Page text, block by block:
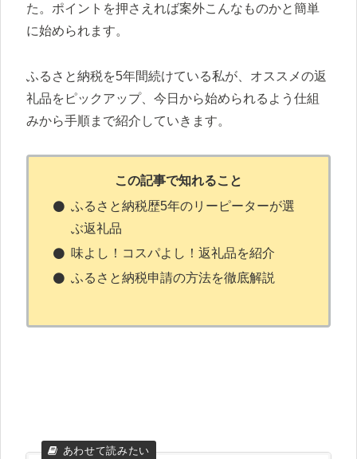
た。ポイントを押さえれば案外こんなものかと簡単
に始められます。
ふるさと納税を5年間続けている私が、オススメの返
礼品をピックアップ、今日から始められるよう仕組
みから手順まで紹介していきます。
この記事で知れること
ふるさと納税歴5年のリーピーターが選
ぶ返礼品
味よし！コスパよし！返礼品を紹介
ふるさと納税申請の方法を徹底解説